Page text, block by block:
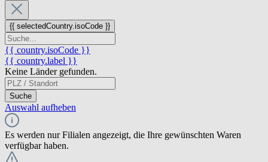
{{ selectedCountry.isoCode }}
{{ country.isoCode }}
{{ country.label }}
Keine Länder gefunden.
Suche
Auswahl aufheben
Es werden nur Filialen angezeigt, die Ihre gewünschten Waren
verfügbar haben.